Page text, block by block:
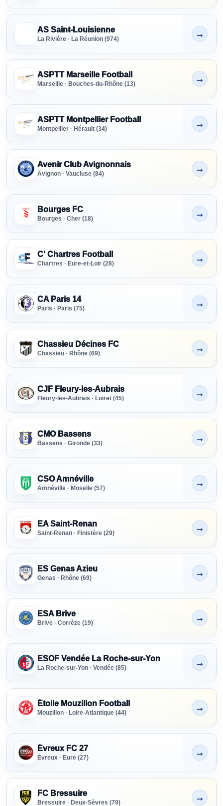
AS Saint-Louisienne
La Rivière · La Réunion (974)
Non indiqué
→
ASPTT Marseille Football
Marseille · Bouches-du-Rhône (13)
Non indiqué
→
ASPTT Montpellier Football
Montpellier · Hérault (34)
Non indiqué
→
Avenir Club Avignonnais
Avignon · Vaucluse (84)
Non indiqué
→
Bourges FC
Bourges · Cher (18)
Non indiqué
→
C' Chartres Football
Chartres · Eure-et-Loir (28)
Non indiqué
→
CA Paris 14
Paris · Paris (75)
Non indiqué
→
Chassieu Décines FC
Chassieu · Rhône (69)
Non indiqué
→
CJF Fleury-les-Aubrais
Fleury-les-Aubrais · Loiret (45)
Non indiqué
→
CMO Bassens
Bassens · Gironde (33)
Non indiqué
→
CSO Amnéville
Amnéville · Moselle (57)
Non indiqué
→
EA Saint-Renan
Saint-Renan · Finistère (29)
Non indiqué
→
ES Genas Azieu
Genas · Rhône (69)
Non indiqué
→
ESA Brive
Brive · Corrèze (19)
Non indiqué
→
ESOF Vendée La Roche-sur-Yon
La Roche-sur-Yon · Vendée (85)
Non indiqué
→
Étoile Mouzillon Football
Mouzillon · Loire-Atlantique (44)
Non indiqué
→
Évreux FC 27
Évreux · Eure (27)
Non indiqué
→
FC Bressuire
Bressuire · Deux-Sèvres (79)
Non indiqué
→